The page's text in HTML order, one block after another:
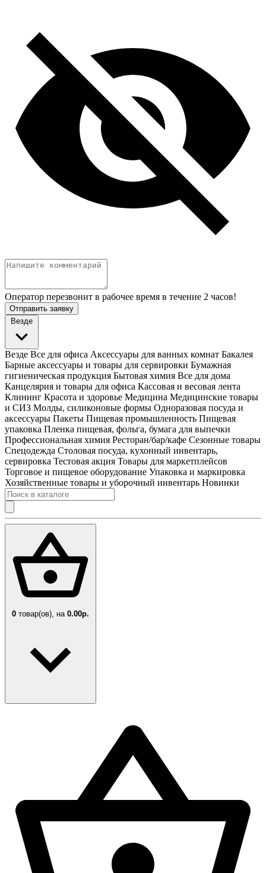
Оператор перезвонит в рабочее время в течение 2 часов!
Отправить заявку
Везде
Везде Все для офиса Аксессуары для ванных комнат Бакалея
Барные аксессуары и товары для сервировки Бумажная
гигиеническая продукция Бытовая химия Все для дома
Канцелярия и товары для офиса Кассовая и весовая лента
Клининг Красота и здоровье Медицина Медицинские товары
и СИЗ Молды, силиконовые формы Одноразовая посуда и
аксессуары Пакеты Пищевая промышленность Пищевая
упаковка Пленка пищевая, фольга, бумага для выпечки
Профессиональная химия Ресторан/бар/кафе Сезонные товары
Спецодежда Столовая посуда, кухонный инвентарь,
сервировка Тестовая акция Товары для маркетплейсов
Торговое и пищевое оборудование Упаковка и маркировка
Хозяйственные товары и уборочный инвентарь Новинки
0 товар(ов), на 0.00р.